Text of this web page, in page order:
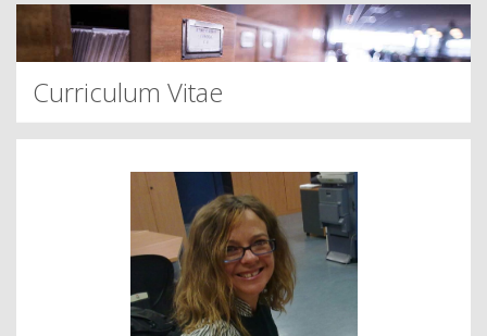
Curriculum Vitae